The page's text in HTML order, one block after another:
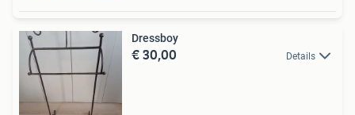
Dressboy
€ 30,00 Details